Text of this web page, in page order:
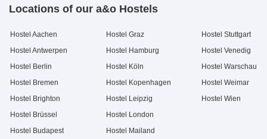
Locations of our a&o Hostels
Hostel Aachen
Hostel Antwerpen
Hostel Berlin
Hostel Bremen
Hostel Brighton
Hostel Brüssel
Hostel Budapest
Hostel Graz
Hostel Hamburg
Hostel Köln
Hostel Kopenhagen
Hostel Leipzig
Hostel London
Hostel Mailand
Hostel Stuttgart
Hostel Venedig
Hostel Warschau
Hostel Weimar
Hostel Wien